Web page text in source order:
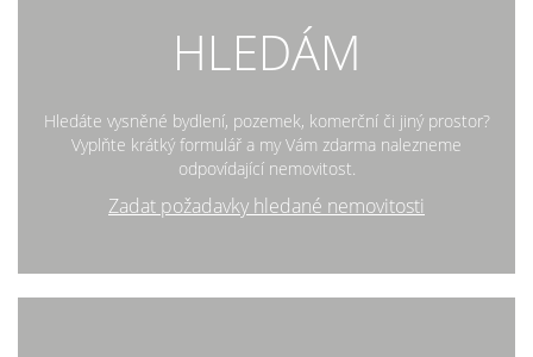
HLEDÁM
Hledáte vysněné bydlení, pozemek, komerční či jiný prostor?
Vyplňte krátký formulář a my Vám zdarma nalezneme
odpovídající nemovitost.
Zadat požadavky hledané nemovitosti